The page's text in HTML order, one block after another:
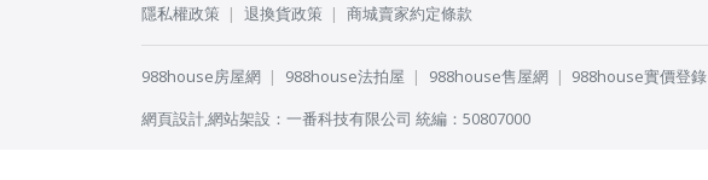
隱私權政策 退換貨政策 商城賣家約定條款
988house房屋網 988house法拍屋 988house售屋網 988house實價登錄
網頁設計,網站架設 ： 一番科技有限公司 統編：50807000